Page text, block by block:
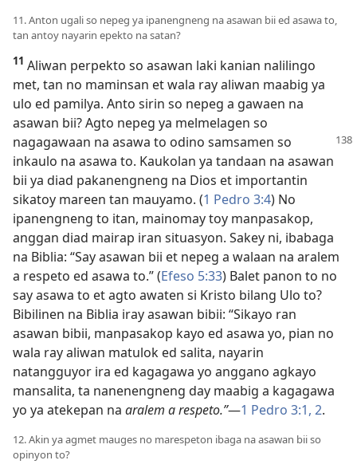
11. Anton ugali so nepeg ya ipanengneng na asawan bii ed asawa to,
tan antoy nayarin epekto na satan?
11 Aliwan perpekto so asawan laki kanian nalilingo
met, tan no maminsan et wala ray aliwan maabig ya
ulo ed pamilya. Anto sirin so nepeg a gawaen na
asawan bii? Agto nepeg ya melmelagen so
nagagawaan na asawa to odino samsamen so
inkaulo na asawa to. Kaukolan ya tandaan na asawan
bii ya diad pakanengneng na Dios et importantin
sikatoy mareen tan mauyamo. (1 Pedro 3:4) No
ipanengneng to itan, mainomay toy manpasakop,
anggan diad mairap iran situasyon. Sakey ni, ibabaga
na Biblia: “Say asawan bii et nepeg a walaan na aralem
a respeto ed asawa to.” (Efeso 5:33) Balet panon to no
say asawa to et agto awaten si Kristo bilang Ulo to?
Bibilinen na Biblia iray asawan bibii: “Sikayo ran
asawan bibii, manpasakop kayo ed asawa yo, pian no
wala ray aliwan matulok ed salita, nayarin
natangguyor ira ed kagagawa yo anggano agkayo
mansalita, ta nanenengneng day maabig a kagagawa
yo ya atekepan na aralem a respeto.”​—1 Pedro 3:1, 2.
12. Akin ya agmet mauges no marespeton ibaga na asawan bii so
opinyon to?